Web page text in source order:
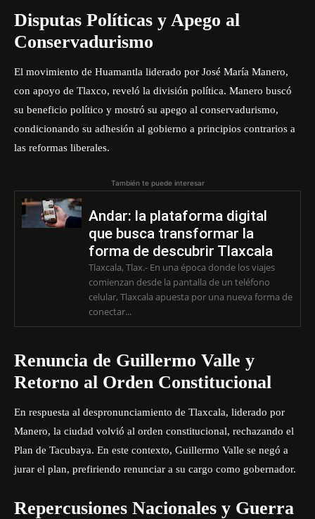
Disputas Políticas y Apego al
Conservadurismo
El movimiento de Huamantla liderado por José María Manero,
con apoyo de Tlaxco, reveló la división política. Manero buscó
su beneficio político y mostró su apego al conservadurismo,
condicionando su adhesión al gobierno a principios contrarios a
las reformas liberales.
También te puede interesar
Andar: la plataforma digital
que busca transformar la
forma de descubrir Tlaxcala
Tlaxcala, Tlax.- En una época donde los viajes
comienzan desde la pantalla de un teléfono
celular, Tlaxcala apuesta por una nueva forma de
conectar...
Renuncia de Guillermo Valle y
Retorno al Orden Constitucional
En respuesta al despronunciamiento de Tlaxcala, liderado por
Manero, la ciudad volvió al orden constitucional, rechazando el
Plan de Tacubaya. En este contexto, Guillermo Valle se negó a
jurar el plan, prefiriendo renunciar a su cargo como gobernador.
Repercusiones Nacionales y Guerra